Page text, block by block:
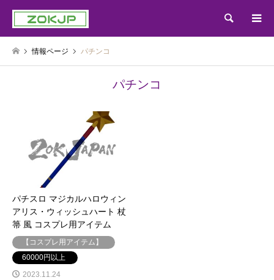
検索
情報ページ パチンコ
パチンコ
パチスロ マジカルハロウィン
アリス・ウィッシュハート 杖
箒 風 コスプレ用アイテム
【コスプレ用アイテム】
60000円以上
2023.11.24